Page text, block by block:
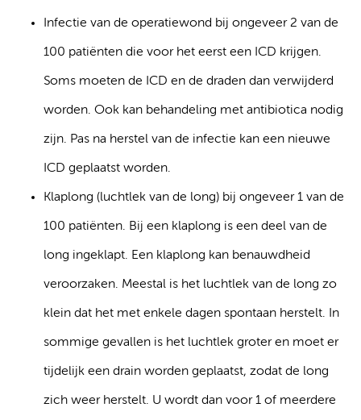
Infectie van de operatiewond bij ongeveer 2 van de
100 patiënten die voor het eerst een ICD krijgen.
Soms moeten de ICD en de draden dan verwijderd
worden. Ook kan behandeling met antibiotica nodig
zijn. Pas na herstel van de infectie kan een nieuwe
ICD geplaatst worden.
Klaplong (luchtlek van de long) bij ongeveer 1 van de
100 patiënten. Bij een klaplong is een deel van de
long ingeklapt. Een klaplong kan benauwdheid
veroorzaken. Meestal is het luchtlek van de long zo
klein dat het met enkele dagen spontaan herstelt. In
sommige gevallen is het luchtlek groter en moet er
tijdelijk een drain worden geplaatst, zodat de long
zich weer herstelt. U wordt dan voor 1 of meerdere